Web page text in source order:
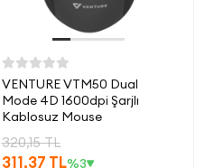
VENTURE VTM50 Dual
Mode 4D 1600dpi Şarjlı
Kablosuz Mouse
320,15 TL
311,37 TL%3